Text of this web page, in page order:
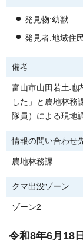
発見物:幼獣
発見者:地域住
備考
富山市山田若土地
した」と農地林務
隊員）による現地
情報の問い合わせ
農地林務課
クマ出没ゾーン
ゾーン2
令和8年6月18